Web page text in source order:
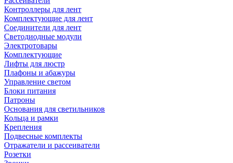
Контроллеры для лент
Комплектующие для лент
Соединители для лент
Светодиодные модули
Электротовары
Комплектующие
Лифты для люстр
Плафоны и абажуры
Управление светом
Блоки питания
Патроны
Основания для светильников
Кольца и рамки
Крепления
Подвесные комплекты
Отражатели и рассеиватели
Розетки